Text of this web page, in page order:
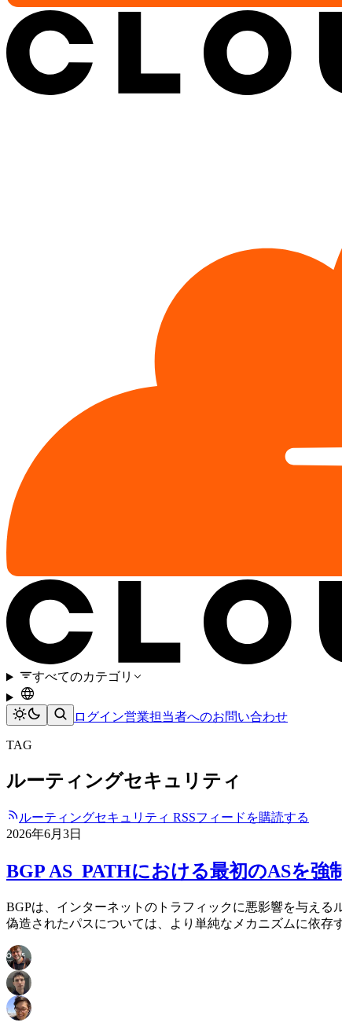
すべてのカテゴリ
ログイン営業担当者へのお問い合わせ
TAG
ルーティングセキュリティ
ルーティングセキュリティ RSSフィードを購読する
2026年6月3日
BGP AS_PATHにおける最初のASを強
BGPは、インターネットのトラフィックに悪影響を与え
偽造されたパスについては、より単純なメカニズムに依存